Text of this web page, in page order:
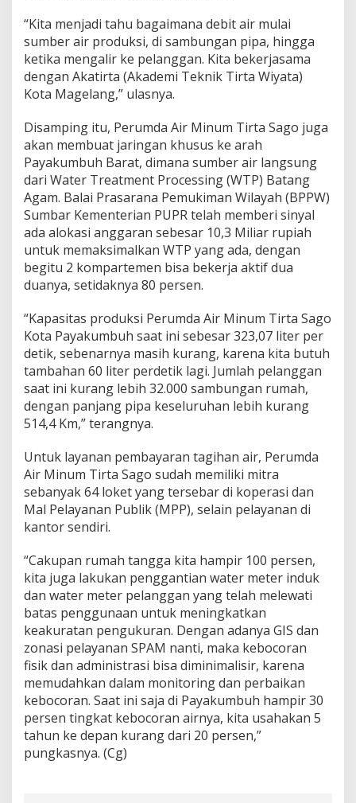
a
n
P
e
r
p
p
a
a
n
B
e
r
b
a
i
I
S
“Kita menjadi tahu bagaimana debit air mulai
sumber air produksi, di sambungan pipa, hingga
ketika mengalir ke pelanggan. Kita bekerjasama
dengan Akatirta (Akademi Teknik Tirta Wiyata)
Kota Magelang,” ulasnya.
Disamping itu, Perumda Air Minum Tirta Sago juga
akan membuat jaringan khusus ke arah
Payakumbuh Barat, dimana sumber air langsung
dari Water Treatment Processing (WTP) Batang
Agam. Balai Prasarana Pemukiman Wilayah (BPPW)
Sumbar Kementerian PUPR telah memberi sinyal
ada alokasi anggaran sebesar 10,3 Miliar rupiah
untuk memaksimalkan WTP yang ada, dengan
begitu 2 kompartemen bisa bekerja aktif dua
duanya, setidaknya 80 persen.
“Kapasitas produksi Perumda Air Minum Tirta Sago
Kota Payakumbuh saat ini sebesar 323,07 liter per
detik, sebenarnya masih kurang, karena kita butuh
tambahan 60 liter perdetik lagi. Jumlah pelanggan
saat ini kurang lebih 32.000 sambungan rumah,
dengan panjang pipa keseluruhan lebih kurang
514,4 Km,” terangnya.
Untuk layanan pembayaran tagihan air, Perumda
Air Minum Tirta Sago sudah memiliki mitra
sebanyak 64 loket yang tersebar di koperasi dan
Mal Pelayanan Publik (MPP), selain pelayanan di
kantor sendiri.
“Cakupan rumah tangga kita hampir 100 persen,
kita juga lakukan penggantian water meter induk
dan water meter pelanggan yang telah melewati
batas penggunaan untuk meningkatkan
keakuratan pengukuran. Dengan adanya GIS dan
zonasi pelayanan SPAM nanti, maka kebocoran
fisik dan administrasi bisa diminimalisir, karena
memudahkan dalam monitoring dan perbaikan
kebocoran. Saat ini saja di Payakumbuh hampir 30
persen tingkat kebocoran airnya, kita usahakan 5
tahun ke depan kurang dari 20 persen,”
pungkasnya. (Cg)